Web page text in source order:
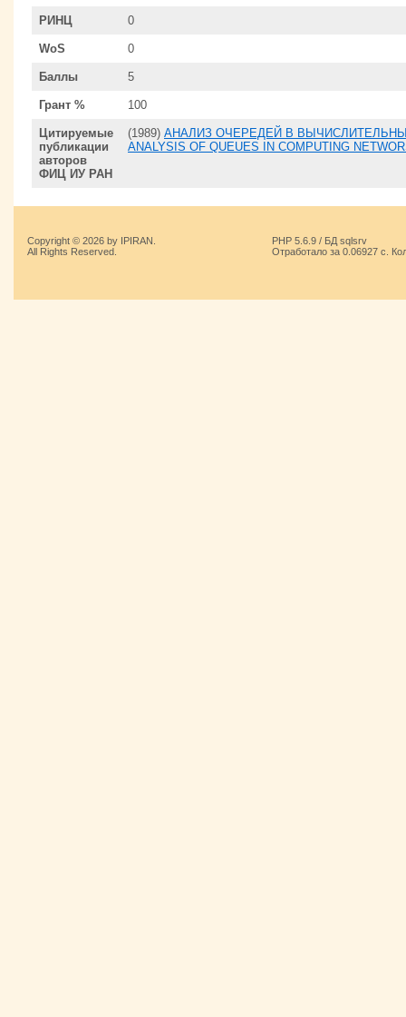
РИНЦ 0
WoS 0
Баллы 5
Грант % 100
Цитируемые
публикации
авторов
ФИЦ ИУ РАН
(1989) АНАЛИЗ ОЧЕРЕДЕЙ В
ANALYSIS OF QUEUES IN COMPUTING
Copyright © 2026 by IPIRAN.
All Rights Reserved.
PHP 5.6.9 / БД sqlsrv
Отработало за 0.06927 с.